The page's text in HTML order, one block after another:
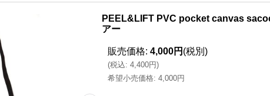
PEEL&LIFT PVC pocket canvas
アー
販売価格: 4,000円 (税別)
(税込: 4,400円)
希望小売価格: 4,000円